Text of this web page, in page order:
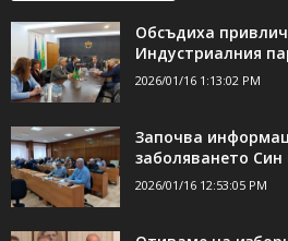
Обсъдиха
Индустриалния
2026/01/16 1:13:02 PM
Започва
заболяването
2026/01/16 12:53:05 PM